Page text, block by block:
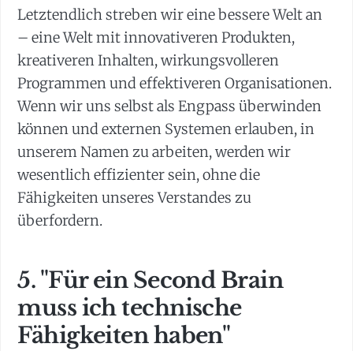
Letztendlich streben wir eine bessere Welt an
– eine Welt mit innovativeren Produkten,
kreativeren Inhalten, wirkungsvolleren
Programmen und effektiveren Organisationen.
Wenn wir uns selbst als Engpass überwinden
können und externen Systemen erlauben, in
unserem Namen zu arbeiten, werden wir
wesentlich effizienter sein, ohne die
Fähigkeiten unseres Verstandes zu
überfordern.
5. "Für ein Second Brain
muss ich technische
Fähigkeiten haben"